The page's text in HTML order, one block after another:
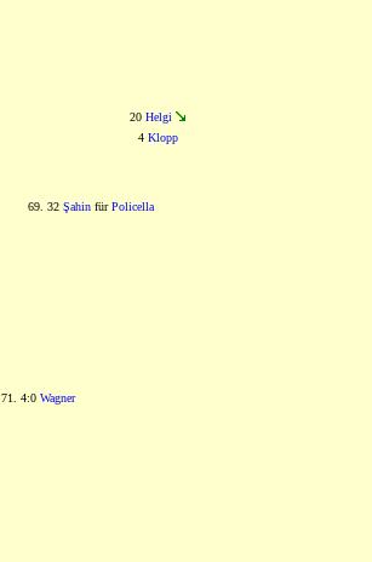
20 Helgi
4 Klopp
69. 32 Şahin fürPolicella
71. 4:0 Wagner